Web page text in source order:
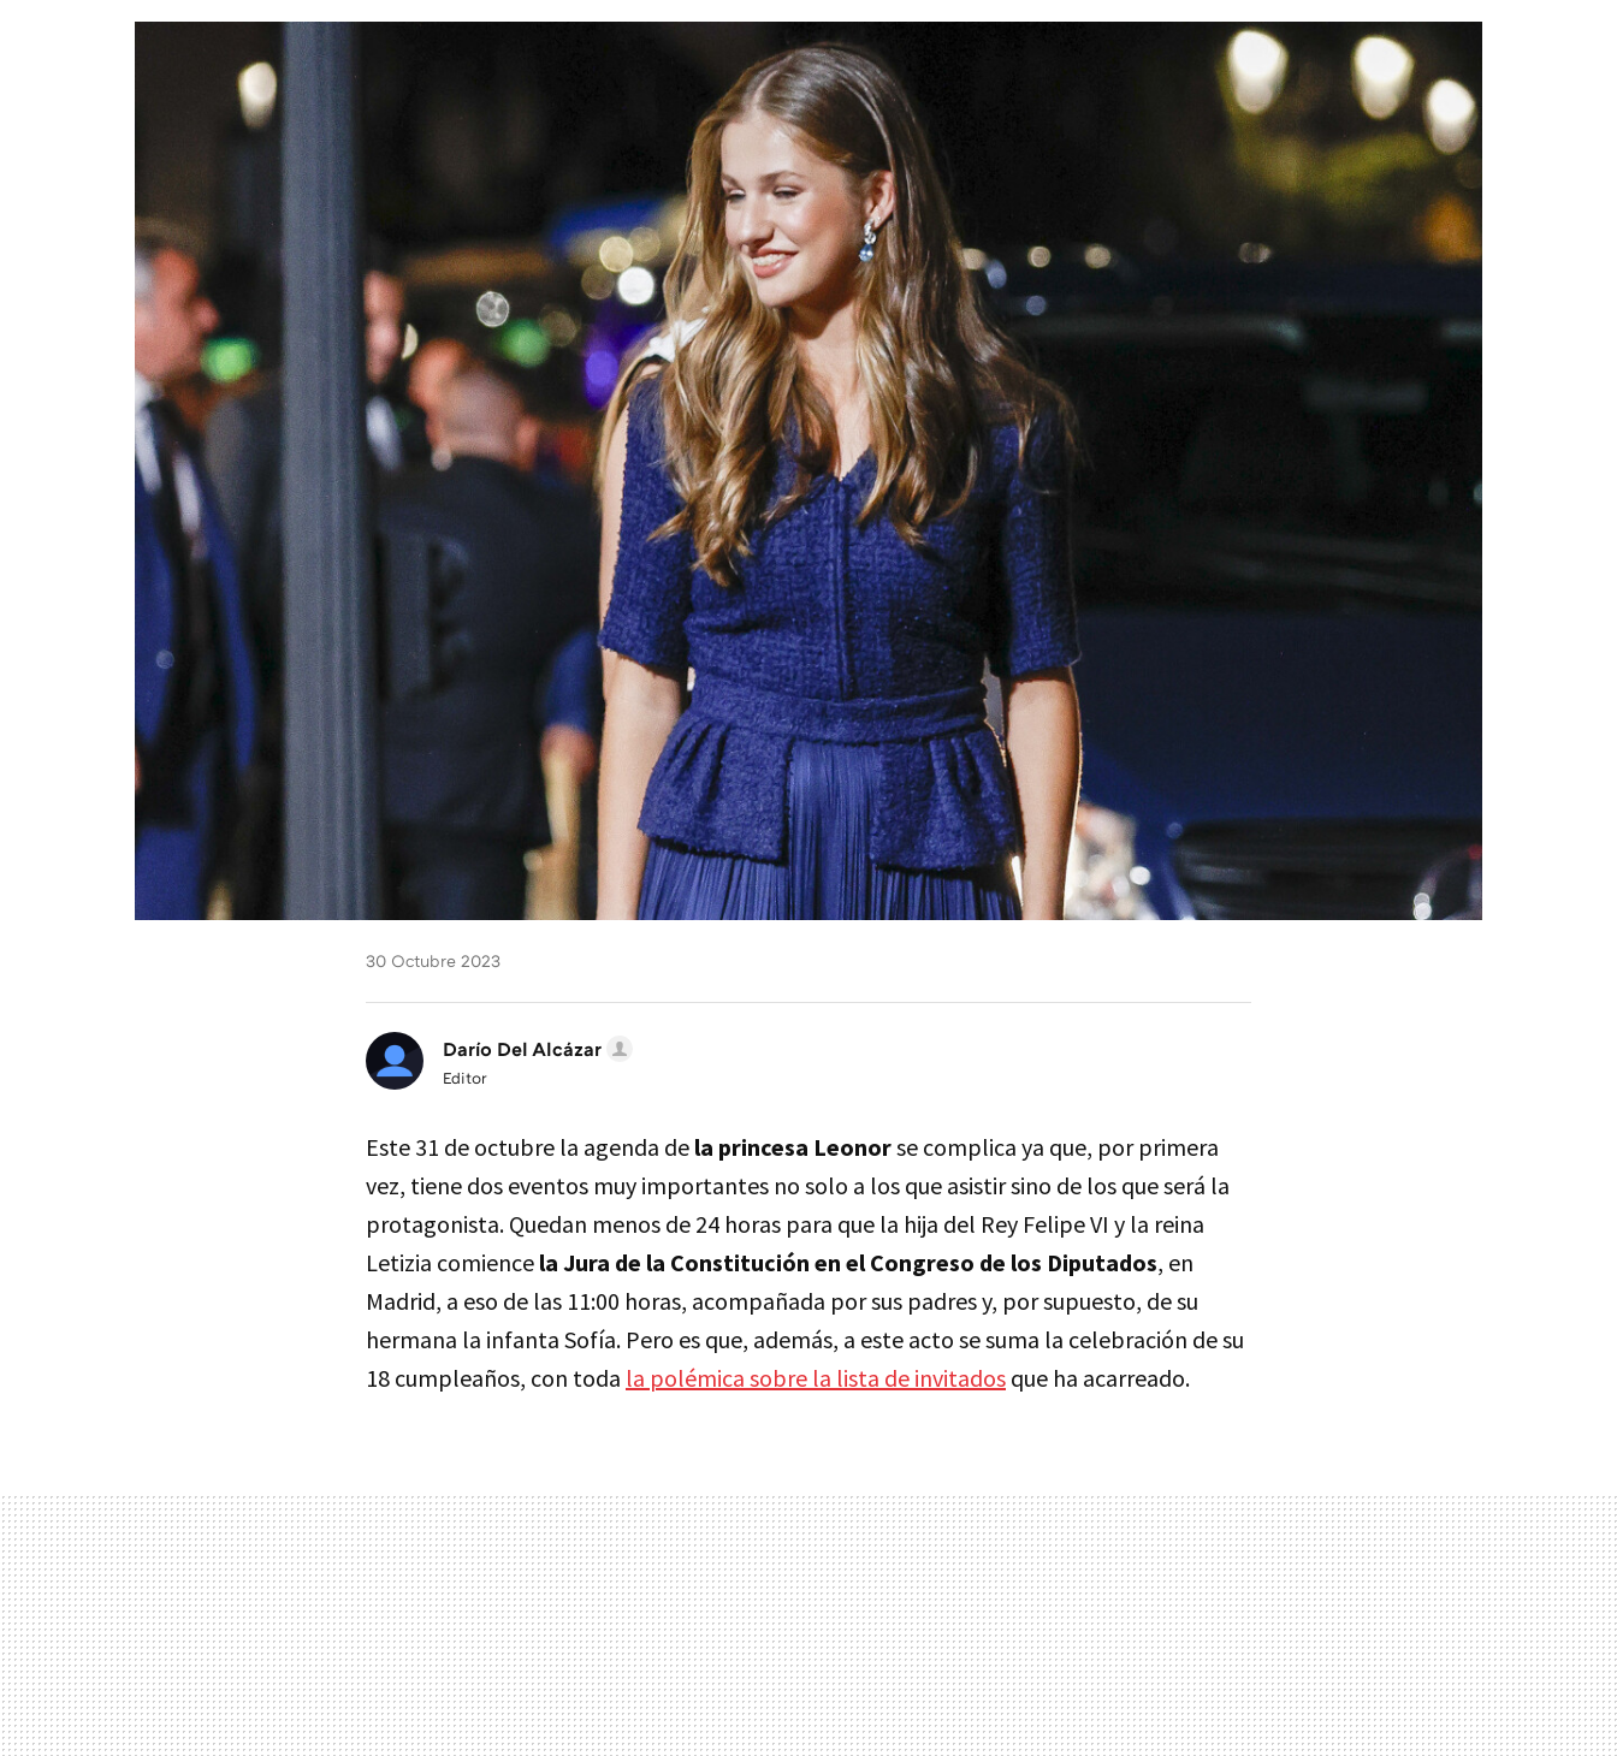
30 Octubre 2023
Darío Del Alcázar
Editor
Este 31 de octubre la agenda de la princesa Leonorse complica ya que, por primera
vez, tiene dos eventos muy importantes no solo a los que asistir sino de los que será la
protagonista. Quedan menos de 24 horas para que la hija del Rey Felipe VI y la reina
Letizia comience la Jura de la Constitución en el Congreso de los Diputados, en
Madrid, a eso de las 11:00 horas, acompañada por sus padres y, por supuesto, de su
hermana la infanta Sofía. Pero es que, además, a este acto se suma la celebración de su
18 cumpleaños, con toda la polémica sobre la lista de invitados que ha acarreado.